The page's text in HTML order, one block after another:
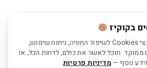
בקוקיז
האתר משתמש בקבצי Cookies לשיפור החוויה, ניתוח שימוש,
ממוקד. תוכל לאשר את כולם, לדחות הכל, או
נוסף — מדיניות פרטיות.